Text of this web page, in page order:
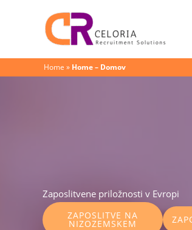
Home » Home – Domov
Zaposlitvene priložnosti v Evropi
ZAPOSLITVE NA
NIZOZEMSKEM